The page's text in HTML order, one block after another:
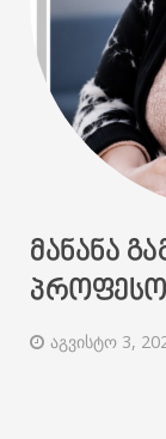
ᲛᲐᲜᲐᲜᲐ
აგვისტო 3,